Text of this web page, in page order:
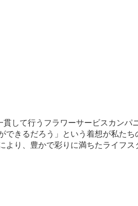
して行うフラワーサービスカンパ
できるだろう」という着想が私たち
より、豊かで彩りに満ちたライフス